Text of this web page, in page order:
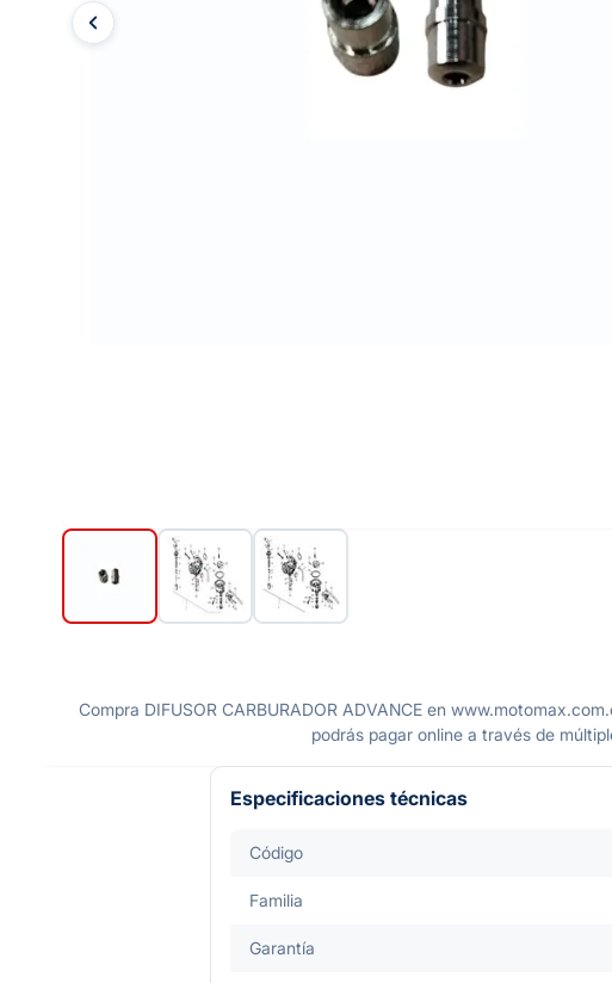
Compra DIFUSOR CARBURADOR ADVANCE en
podrás pagar online a través de
Especificaciones técnicas
Código
Familia
Garantía